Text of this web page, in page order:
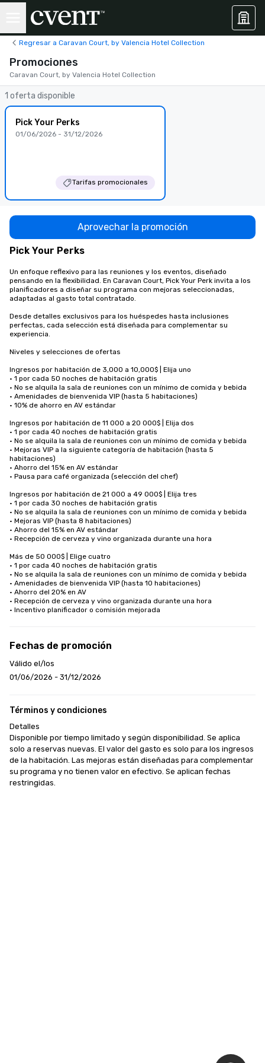
Regresar a Caravan Court, by Valencia Hotel Collection
Promociones
Caravan Court, by Valencia Hotel Collection
1 oferta disponible
Pick Your Perks
01/06/2026 - 31/12/2026
Tarifas promocionales
Pick Your Perks
Aprovechar la promoción
Un enfoque reflexivo para las reuniones y los eventos, diseñado
pensando en la flexibilidad. En Caravan Court, Pick Your Perk invita a los
planificadores a diseñar su programa con mejoras seleccionadas,
adaptadas al gasto total contratado.
Desde detalles exclusivos para los huéspedes hasta inclusiones
perfectas, cada selección está diseñada para complementar su
experiencia.
Niveles y selecciones de ofertas
Ingresos por habitación de 3,000 a 10,000$ | Elija uno
• 1 por cada 50 noches de habitación gratis
• No se alquila la sala de reuniones con un mínimo de comida y bebida
• Amenidades de bienvenida VIP (hasta 5 habitaciones)
• 10% de ahorro en AV estándar
Ingresos por habitación de 11 000 a 20 000$ | Elija dos
• 1 por cada 40 noches de habitación gratis
• No se alquila la sala de reuniones con un mínimo de comida y bebida
• Mejoras VIP a la siguiente categoría de habitación (hasta 5
habitaciones)
• Ahorro del 15% en AV estándar
• Pausa para café organizada (selección del chef)
Ingresos por habitación de 21 000 a 49 000$ | Elija tres
• 1 por cada 30 noches de habitación gratis
• No se alquila la sala de reuniones con un mínimo de comida y bebida
• Mejoras VIP (hasta 8 habitaciones)
• Ahorro del 15% en AV estándar
• Recepción de cerveza y vino organizada durante una hora
Más de 50 000$ | Elige cuatro
• 1 por cada 40 noches de habitación gratis
• No se alquila la sala de reuniones con un mínimo de comida y bebida
• Amenidades de bienvenida VIP (hasta 10 habitaciones)
• Ahorro del 20% en AV
• Recepción de cerveza y vino organizada durante una hora
• Incentivo planificador o comisión mejorada
Fechas de promoción
Válido el/los
01/06/2026 - 31/12/2026
Términos y condiciones
Detalles
Disponible por tiempo limitado y según disponibilidad. Se aplica
solo a reservas nuevas. El valor del gasto es solo para los ingresos
de la habitación. Las mejoras están diseñadas para complementar
su programa y no tienen valor en efectivo. Se aplican fechas
restringidas.